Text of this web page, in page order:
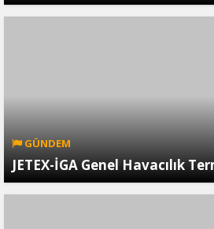
GÜNDEM
JETEX-İGA Genel Havacılık